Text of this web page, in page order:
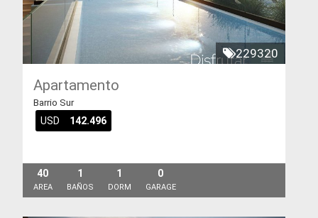
229320
Apartamento
Barrio Sur
USD 142.496
40
AREA
1
BAÑOS
1
DORM
0
GARAGE